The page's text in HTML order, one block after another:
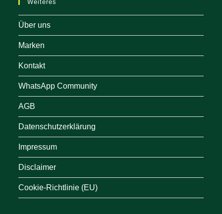
Weiteres
Über uns
Marken
Kontakt
WhatsApp Community
AGB
Datenschutzerklärung
Impressum
Disclaimer
Cookie-Richtlinie (EU)